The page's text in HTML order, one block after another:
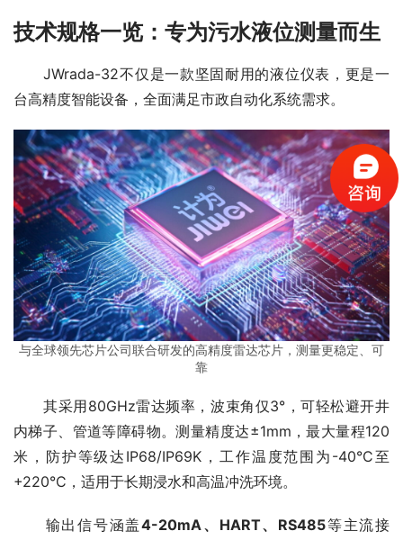
技术规格一览：专为污水液位测量而生
JWrada-32不仅是一款坚固耐用的液位仪表，更是一
台高精度智能设备，全面满足市政自动化系统需求。
与全球领先芯片公司联合研发的高精度雷达芯片，测量更稳定、可
靠
其采用80GHz雷达频率，波束角仅3°，可轻松避开井
内梯子、管道等障碍物。测量精度达±1mm，最大量程120
米，防护等级达IP68/IP69K，工作温度范围为-40°C至
+220°C，适用于长期浸水和高温冲洗环境。
输出信号涵盖4-20mA、HART、RS485等主流接